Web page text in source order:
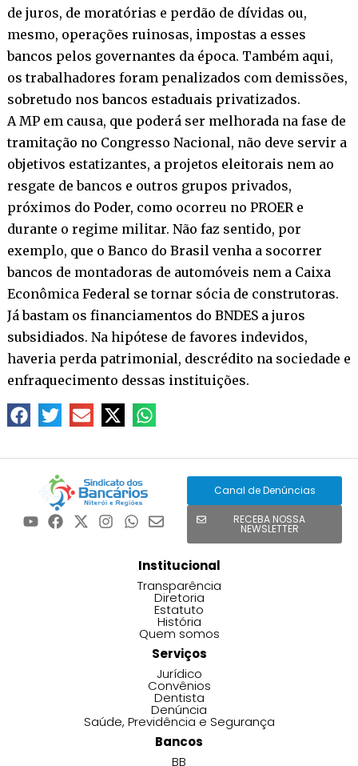
de juros, de moratórias e perdão de dívidas ou,
mesmo, operações ruinosas, impostas a esses
bancos pelos governantes da época. Também aqui,
os trabalhadores foram penalizados com demissões,
sobretudo nos bancos estaduais privatizados.
A MP em causa, que poderá ser melhorada na fase de
tramitação no Congresso Nacional, não deve servir a
objetivos estatizantes, a projetos eleitorais nem ao
resgate de bancos e outros grupos privados,
próximos do Poder, como ocorreu no PROER e
durante o regime militar. Não faz sentido, por
exemplo, que o Banco do Brasil venha a socorrer
bancos de montadoras de automóveis nem a Caixa
Econômica Federal se tornar sócia de construtoras.
Já bastam os financiamentos do BNDES a juros
subsidiados. Na hipótese de favores indevidos,
haveria perda patrimonial, descrédito na sociedade e
enfraquecimento dessas instituições.
Canal de Denúncias
RECEBA NOSSA
NEWSLETTER
Institucional
Transparência
Diretoria
Estatuto
História
Quem somos
Serviços
Jurídico
Convênios
Dentista
Denúncia
Saúde, Previdência e Segurança
Bancos
BB